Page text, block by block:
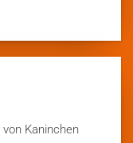
Kaninchen